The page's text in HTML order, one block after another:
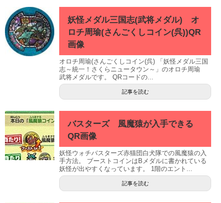
妖怪メダル三国志(武将メダル) オ
ロチ周瑜(さんごくしコイン(呉))QR
画像
オロチ周瑜(さんごくしコイン(呉) 「妖怪メダル三国
志～統一！さくらニュータウン～」のオロチ周瑜
武将メダルです。 QRコードの...
記事を読む
バスターズ 風魔猿が入手できる
QR画像
妖怪ウォチバスターズ赤猫団白犬隊での風魔猿の入
手方法。 ブーストコインはBメダルに書かれている
妖怪が出やすくなっています。 1階のエント...
記事を読む